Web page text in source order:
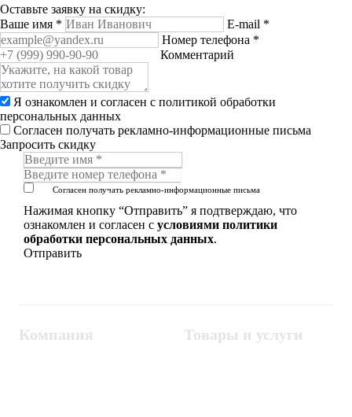
Оставьте заявку на скидку:
Ваше имя * E-mail *
Номер телефона *
Комментарий
Я ознакомлен и согласен с политикой обработки
персональных данных
Согласен получать рекламно-информационные письма
Запросить скидку
Согласен получать рекламно-информационные письма
Нажимая кнопку “Отправить” я подтверждаю, что
ознакомлен и согласен с условиями политики
обработки персональных данных.
Компания Товары и услуги